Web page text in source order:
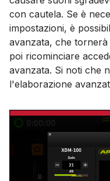
con cautela. Se è
impostazioni, è
avanzata, che
poi ricominciare
avanzata. Si noti che
l'elaborazione